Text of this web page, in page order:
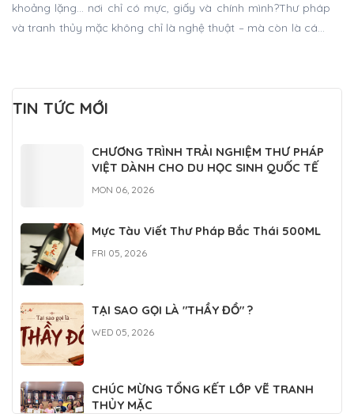
khoảng lặng… nơi chỉ có mực, giấy và chính mình?Thư pháp
và tranh thủy mặc không chỉ là nghệ thuật – mà còn là cách
TIN TỨC MỚI
CHƯƠNG TRÌNH TRẢI NGHIỆM THƯ PHÁP
VIỆT DÀNH CHO DU HỌC SINH QUỐC TẾ
MON 06, 2026
Mực Tàu Viết Thư Pháp Bắc Thái 500ML
FRI 05, 2026
TẠI SAO GỌI LÀ "THẦY ĐỒ" ?
WED 05, 2026
CHÚC MỪNG TỔNG KẾT LỚP VẼ TRANH
THỦY MẶC